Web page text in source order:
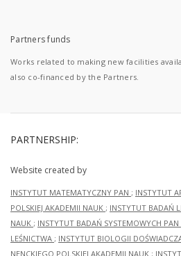
Partners funds
Works related to making new facilities
also co-financed by the Partners.
PARTNERSHIP:
Website created by
INSTYTUT MATEMATYCZNY PAN ; INSTYTUT
POLSKIEJ AKADEMII NAUK ; INSTYTUT BADAŃ
NAUK ; INSTYTUT BADAŃ SYSTEMOWYCH PAN
LEŚNICTWA ; INSTYTUT BIOLOGII
NENCKIEGO POLSKIEJ AKADEMII NAUK ;